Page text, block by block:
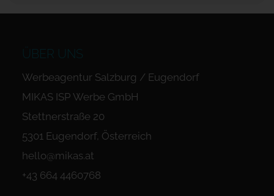
ÜBER UNS
Werbeagentur Salzburg / Eugendorf
MIKAS ISP Werbe GmbH
Stettnerstraße 20
5301 Eugendorf, Österreich
hello@mikas.at
+43 664 4460768